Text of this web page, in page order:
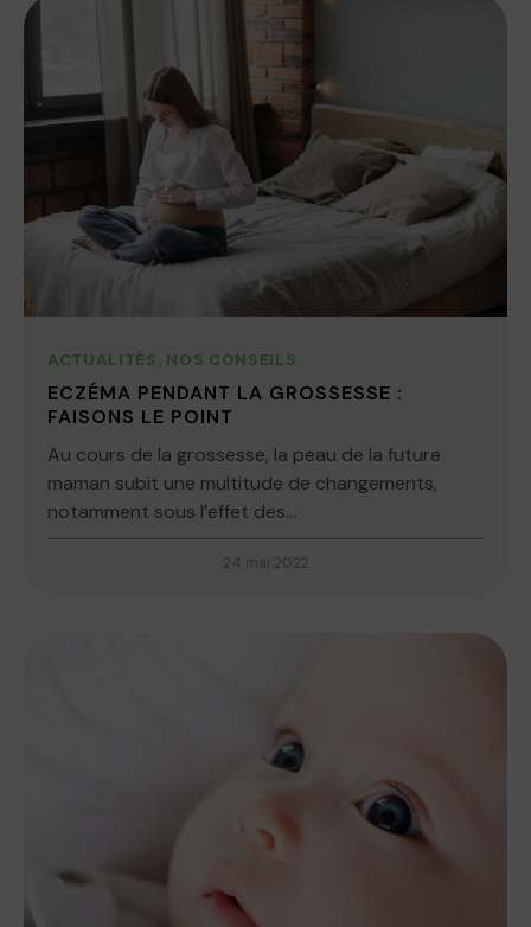
ACTUALITÉS, NOS CONSEILS
ECZÉMA PENDANT LA GROSSESSE :
FAISONS LE POINT
Au cours de la grossesse, la peau de la future
maman subit une multitude de changements,
notamment sous l’effet des...
24 mai 2022